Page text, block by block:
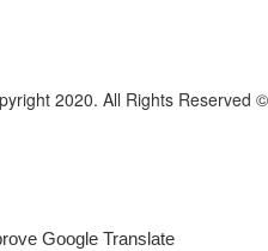
2020. All Rights Reserved ©
Google Translate